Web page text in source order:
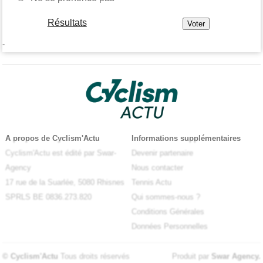
Résultats
-
A propos de Cyclism'Actu
Cyclism'Actu est édité par Swar-
Agency
17 rue de la Suarlée, 5080 Rhisnes
SPRLS BE 0836.273.820
Informations supplémentaires
Devenir partenaire
Nous contacter
Tennis Actu
Qui sommes-nous ?
Conditions Générales
Données Personnelles
© Cyclism'Actu Tous droits réservés Produit par Swar Agency.